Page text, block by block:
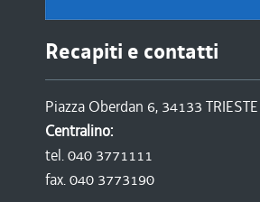
Recapiti e contatti
Piazza Oberdan 6, 34133 TRIESTE
Centralino:
tel. 040 3771111
fax. 040 3773190